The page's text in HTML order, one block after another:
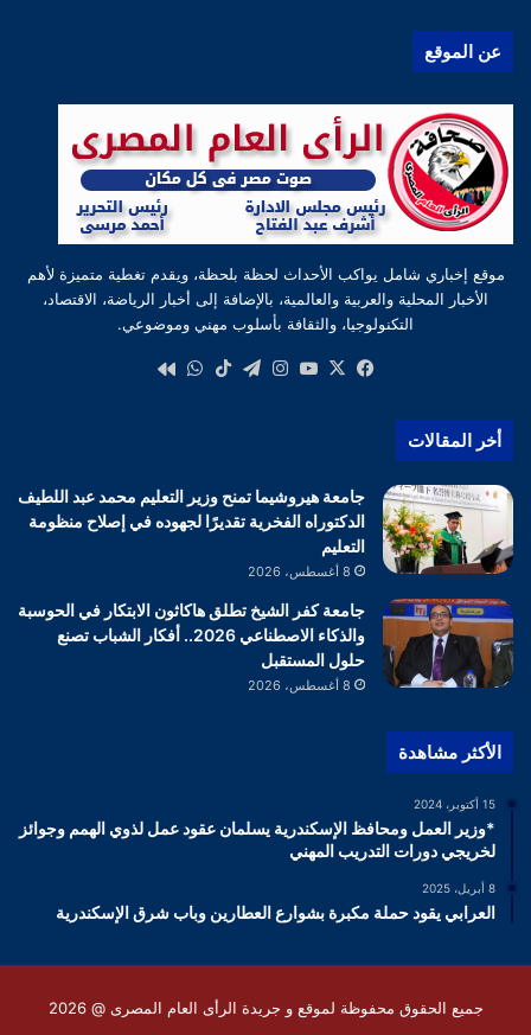
عن الموقع
موقع إخباري شامل يواكب الأحداث لحظة بلحظة، ويقدم تغطية متميزة لأهم
الأخبار المحلية والعربية والعالمية، بالإضافة إلى أخبار الرياضة، الاقتصاد،
التكنولوجيا، والثقافة بأسلوب مهني وموضوعي.
فيسبوك
‫X
‫YouTube
انستقرام
تيلقرام‫TikTokواتساب
أخر المقالات
جامعة هيروشيما تمنح وزير التعليم محمد عبد اللطيف
الدكتوراه الفخرية تقديرًا لجهوده في إصلاح منظومة
التعليم
8 أغسطس، 2026
جامعة كفر الشيخ تطلق هاكاثون الابتكار في الحوسبة
والذكاء الاصطناعي 2026.. أفكار الشباب تصنع
حلول المستقبل
8 أغسطس، 2026
الأكثر مشاهدة
15 أكتوبر، 2024
*وزير العمل ومحافظ الإسكندرية يسلمان عقود عمل لذوي الهمم وجوائز
لخريجي دورات التدريب المهني
8 أبريل، 2025
العرابي يقود حملة مكبرة بشوارع العطارين وباب شرق الإسكندرية
جميع الحقوق محفوظة لموقع و جريدة الرأى العام المصرى @ 2026